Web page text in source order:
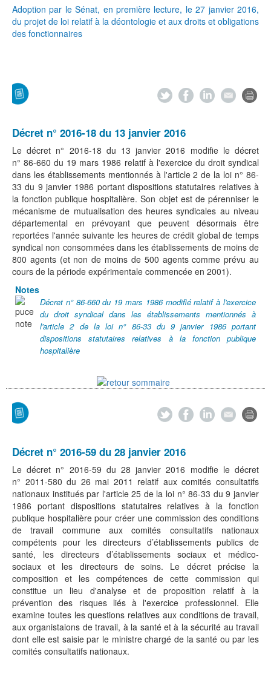
Adoption par le Sénat, en première lecture, le 27 janvier 2016,
du projet de loi relatif à la déontologie et aux droits et obligations
des fonctionnaires
Décret n° 2016-18 du 13 janvier 2016
Le décret n° 2016-18 du 13 janvier 2016 modifie le décret
n° 86-660 du 19 mars 1986 relatif à l'exercice du droit syndical
dans les établissements mentionnés à l'article 2 de la loi n° 86-
33 du 9 janvier 1986 portant dispositions statutaires relatives à
la fonction publique hospitalière. Son objet est de pérenniser le
mécanisme de mutualisation des heures syndicales au niveau
départemental en prévoyant que peuvent désormais être
reportées l'année suivante les heures de crédit global de temps
syndical non consommées dans les établissements de moins de
800 agents (et non de moins de 500 agents comme prévu au
cours de la période expérimentale commencée en 2001).
Notes
Décret n° 86-660 du 19 mars 1986 modifié relatif à l'exercice
du droit syndical dans les établissements mentionnés à
l'article 2 de la loi n° 86-33 du 9 janvier 1986 portant
dispositions statutaires relatives à la fonction publique
hospitalière
Décret n° 2016-59 du 28 janvier 2016
Le décret n° 2016-59 du 28 janvier 2016 modifie le décret
n° 2011-580 du 26 mai 2011 relatif aux comités consultatifs
nationaux institués par l'article 25 de la loi n° 86-33 du 9 janvier
1986 portant dispositions statutaires relatives à la fonction
publique hospitalière pour créer une commission des conditions
de travail commune aux comités consultatifs nationaux
compétents pour les directeurs d’établissements publics de
santé, les directeurs d’établissements sociaux et médico-
sociaux et les directeurs de soins. Le décret précise la
composition et les compétences de cette commission qui
constitue un lieu d'analyse et de proposition relatif à la
prévention des risques liés à l'exercice professionnel. Elle
examine toutes les questions relatives aux conditions de travail,
aux organistaions de travail, à la santé et à la sécurité au travail
dont elle est saisie par le ministre chargé de la santé ou par les
comités consultatifs nationaux.